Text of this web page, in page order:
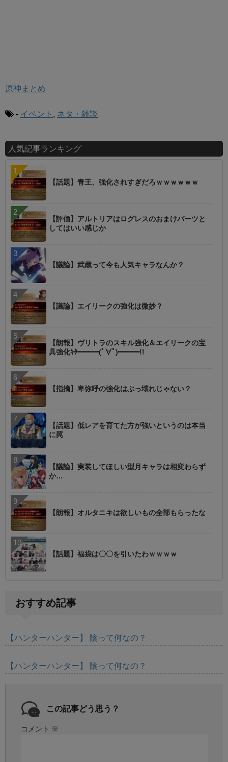
原神まとめ
- イベント , ネタ・雑談
人気記事ランキング
【話題】青王、強化されすぎだろｗｗｗｗｗｗ
【評価】アルトリアはログレスのおまけパーツと
してはいい感じか
【議論】武蔵って今も人気キャラなんか？
【議論】エイリークの強化は微妙？
【朗報】ヴリトラのスキル強化＆エイリークの宝
具強化ｷﾀ━━━(ﾟ∀ﾟ)━━━!!
【指摘】卑弥呼の強化はぶっ壊れじゃない？
【話題】低レアを育てた方が強いというのは本当
に罠
【議論】実装してほしい型月キャラは相変わらず
か…
【朗報】オルタニキは欲しいもの全部もらったな
【話題】福袋は〇〇を引いたわｗｗｗｗ
おすすめ記事
【ハンターハンター】 陰って何なの？
【ハンターハンター】 陰って何なの？
この記事どう思う？
コメント ※